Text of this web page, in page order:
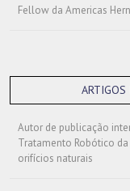
Fellow da Americas
ARTIGOS
Autor de publicação
Tratamento Robótico
orifícios naturais